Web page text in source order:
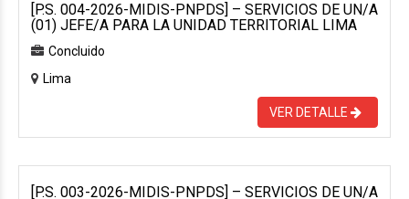
[P.S. 004-2026-MIDIS-PNPDS] – SERVICIOS DE UN/A
(01) JEFE/A PARA LA UNIDAD TERRITORIAL LIMA
Concluido
Lima
VER DETALLE
[P.S. 003-2026-MIDIS-PNPDS] – SERVICIOS DE UN/A